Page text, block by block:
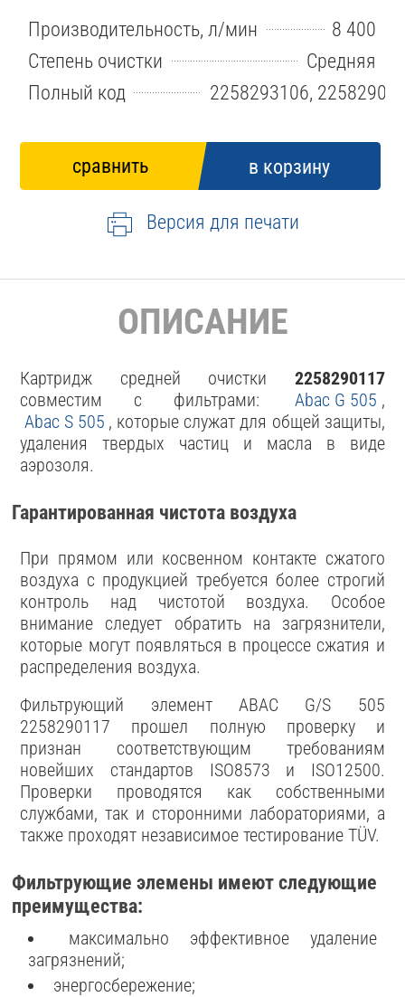
Производительность, л/мин
8 400
Степень очистки
Средняя
Полный код
2258293106,
Версия для печати
ОПИСАНИЕ
Картридж средней очистки 2258290117
совместим с фильтрами:
Abac G 505 ,
Abac S 505 , которые служат для общей защиты,
удаления твердых частиц и масла в виде
аэрозоля.
Гарантированная чистота воздуха
При прямом или косвенном контакте сжатого
воздуха с продукцией требуется более строгий
контроль над чистотой воздуха. Особое
внимание следует обратить на загрязнители,
которые могут появляться в процессе сжатия и
распределения воздуха.
Фильтрующий элемент ABAC G/S 505
2258290117 прошел полную проверку и
признан соответствующим требованиям
новейших стандартов ISO8573 и ISO12500.
Проверки проводятся как собственными
службами, так и сторонними лабораториями, а
также проходят независимое тестирование TÜV.
Фильтрующие элемены имеют следующие
преимущества:
максимально эффективное удаление
загрязнений;
энергосбережение;